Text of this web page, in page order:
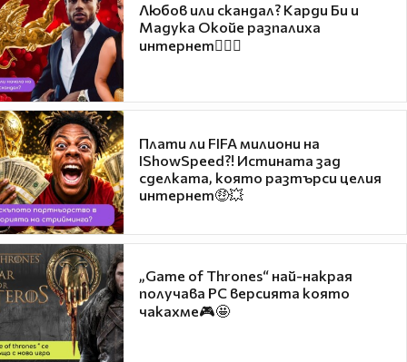
Любов или скандал? Карди Би и
Мадука Окойе разпалиха
интернет❤️‍🔥🔥
Плати ли FIFA милиони на
IShowSpeed?! Истината зад
сделката, която разтърси целия
интернет🤑💥
„Game of Thrones“ най-накрая
получава PC версията която
чакахме🎮🤩